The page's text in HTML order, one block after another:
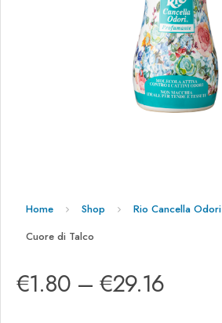
Home Shop Rio Cancella Odori
Cuore di Talco
€1.80 – €29.16